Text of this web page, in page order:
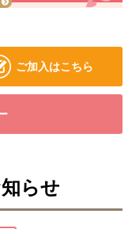
ご加入はこちら
らせ